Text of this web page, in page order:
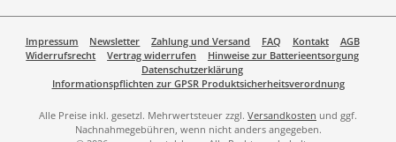
Impressum Newsletter Zahlung und Versand FAQ Kontakt
AGB
Widerrufsrecht
Vertrag widerrufen
Hinweise zur Batterieentsorgung
Datenschutzerklärung
Informationspflichten zur GPSR Produktsicherheitsverordnung
Alle Preise inkl. gesetzl. Mehrwertsteuer zzgl. Versandkosten und ggf.
Nachnahmegebühren, wenn nicht anders angegeben.